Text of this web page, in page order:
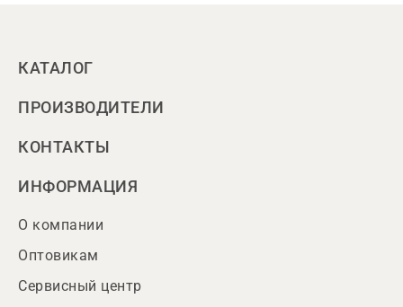
КАТАЛОГ
ПРОИЗВОДИТЕЛИ
КОНТАКТЫ
ИНФОРМАЦИЯ
О компании
Оптовикам
Сервисный центр